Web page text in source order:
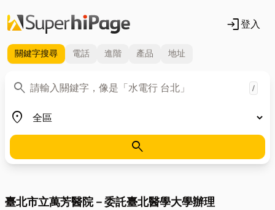
login登入
關鍵字搜尋 電話 進階 產品 地址
search
關鍵字 /
place
地區
search
臺北市立萬芳醫院－委託臺北醫學大學辦理